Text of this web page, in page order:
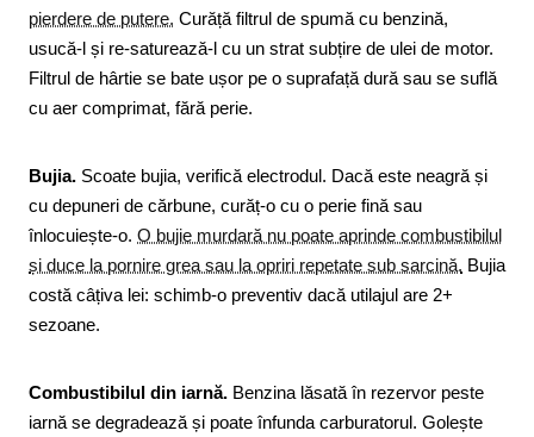
pierdere de putere. Curăță filtrul de spumă cu benzină,
usucă-l și re-saturează-l cu un strat subțire de ulei de motor.
Filtrul de hârtie se bate ușor pe o suprafață dură sau se suflă
cu aer comprimat, fără perie.
Bujia. Scoate bujia, verifică electrodul. Dacă este neagră și
cu depuneri de cărbune, curăț-o cu o perie fină sau
înlocuiește-o. O bujie murdară nu poate aprinde combustibilul
și duce la pornire grea sau la opriri repetate sub sarcină. Bujia
costă câțiva lei: schimb-o preventiv dacă utilajul are 2+
sezoane.
Combustibilul din iarnă. Benzina lăsată în rezervor peste
iarnă se degradează și poate înfunda carburatorul. Golește